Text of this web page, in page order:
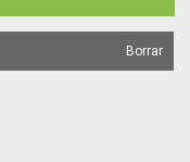
Borrar